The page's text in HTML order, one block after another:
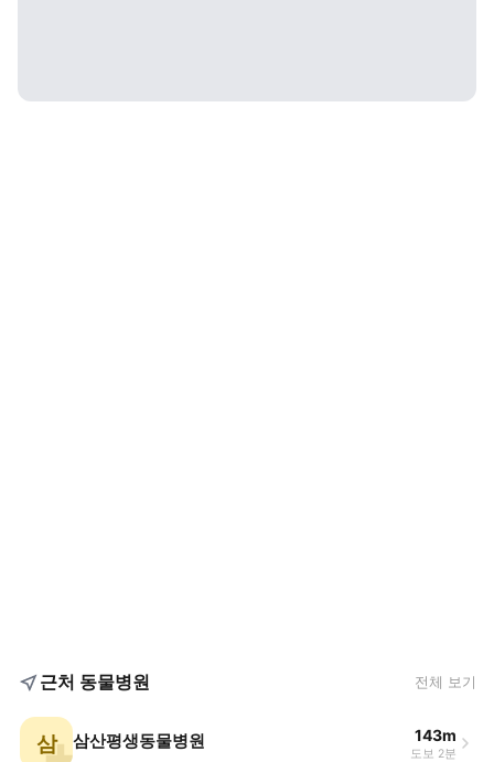
근처 동물병원 전체 보기
삼 삼산평생동물병원 143m
도보 2분